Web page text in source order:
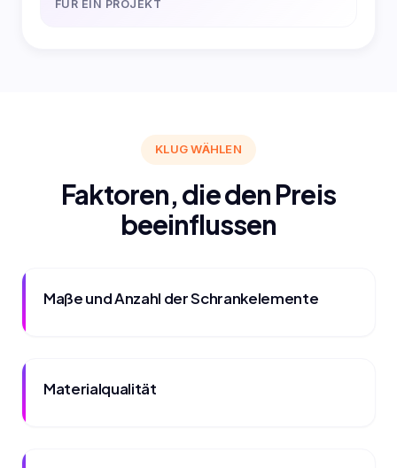
FÜR EIN PROJEKT
KLUG WÄHLEN
Faktoren, die den Preis
beeinflussen
Maße und Anzahl der Schrankelemente
Materialqualität